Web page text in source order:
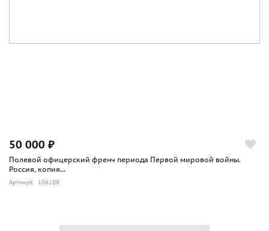
50 000 ₽
Полевой офицерский френч периода Первой мировой войны.
Россия, копия...
Артикул: 106108